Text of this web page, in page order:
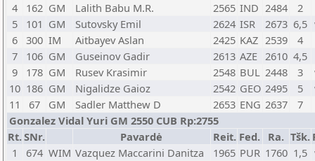
4
162 GM Lalith Babu M.R. 2565 IND 2484
2
5
101 GM Sutovsky Emil 2624 ISR 2673 6,5
6
300 IM Aitbayev Aslan 2425 KAZ 2539
4
7
106 GM Guseinov Gadir 2613 AZE 2610 4,5
9
178 GM Rusev Krasimir 2548 BUL 2448 3
10 186 GM Nigalidze Gaioz 2542 GEO 2495 5
11
67 GM Sadler Matthew D 2653 ENG 2637
7
Gonzalez Vidal Yuri GM 2550 CUB Rp:2755
Rt.SNr. Pavardė Reit. Fed. Ra. Tšk.
1
674 WIM Vazquez Maccarini Danitza 1965 PUR 1760 1,5